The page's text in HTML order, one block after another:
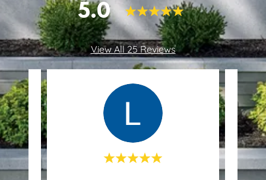
5.0
View All 25 Reviews